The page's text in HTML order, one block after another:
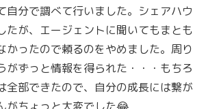
自分で調べて行いました。シェアハウ
たが、エージェントに聞いてもまとも
かったので頼るのをやめました。周り
がずっと情報を得られた・・・もちろ
全部できたので、自分の成長には繋が